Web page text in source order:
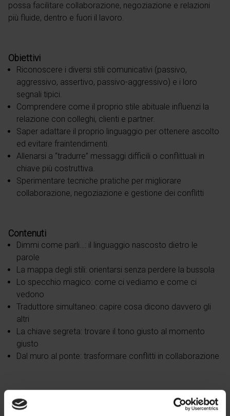
possa facilitare collaborazione, negoziazione e relazioni
più fluide, dentro e fuori il lavoro.
Obiettivi
Riconoscere i diversi stili comunicativi (passivo,
aggressivo, assertivo, passivo-aggressivo) e i loro
segnali tipici.
Comprendere come il proprio stile abituale influenzi la
relazione con colleghi, clienti e partner.
Saper adattare il proprio linguaggio per ottenere ascolto
ed evitare fraintendimenti.
Allenarsi a “tradurre” messaggi difficili o conflittuali in
chiave più costruttiva.
Sperimentare tecniche pratiche per migliorare
collaborazione, negoziazione e gestione dei conflitti
Contenuti
Dimmi come parli…: il linguaggio nascosto dietro le
parole
La mappa degli stili: orientarsi senza perdere la bussola
Lo specchio magico: come ci vediamo e come ci
vedono
Traduttore simultaneo: capire cosa dicono davvero gli
altri
La chiave segreta: trovare il tono giusto al momento
giusto
Dal muro al ponte: trasformare conflitti in collaborazione
In caso di impossibilità a partecipare al corso, ti chiediamo
di dare disdetta via email a academy@zucchettihc.it